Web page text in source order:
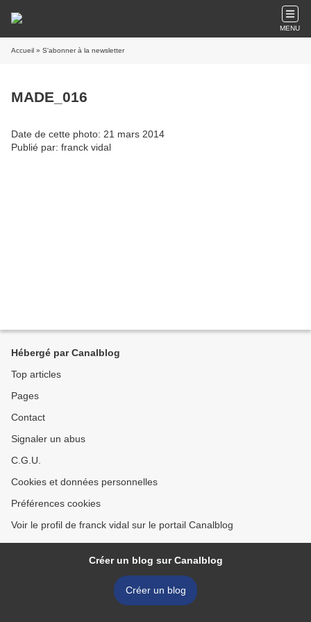
MENU
Accueil » S'abonner à la newsletter
MADE_016
Date de cette photo: 21 mars 2014
Publié par: franck vidal
Hébergé par Canalblog
Top articles
Pages
Contact
Signaler un abus
C.G.U.
Cookies et données personnelles
Préférences cookies
Voir le profil de franck vidal sur le portail Canalblog
Créer un blog sur Canalblog
Créer un blog